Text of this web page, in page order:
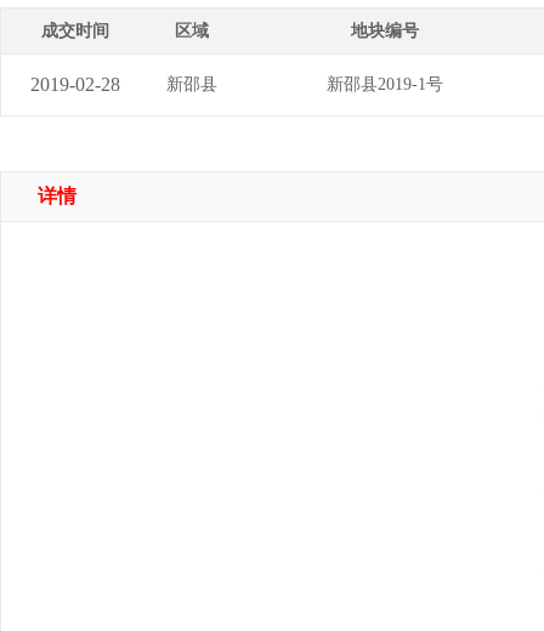
成交时间 区域 地块编号
2019-02-28 新邵县 新邵县2019-1号
详情